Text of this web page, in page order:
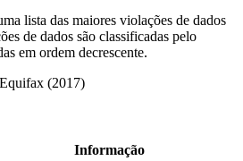
lista das maiores violações de dados
de dados são classificadas pelo
em ordem decrescente.
(2017)
Informação